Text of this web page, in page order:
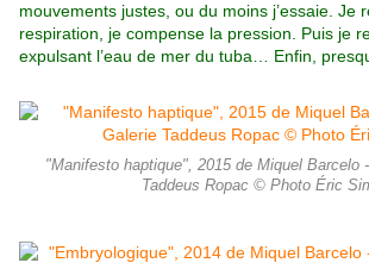
mouvements justes, ou du moins j’essaie. Je
respiration, je compense la pression. Puis je
expulsant l’eau de mer du tuba… Enfin,
"Manifesto haptique", 2015 de Miquel Barcelo
Taddeus Ropac © Photo Éric